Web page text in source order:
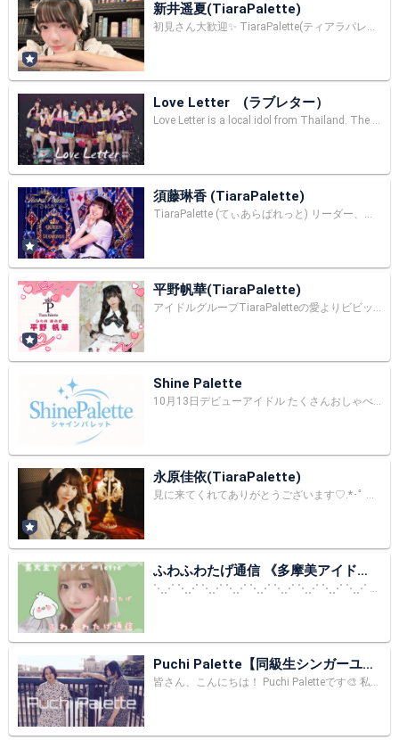
新井遥夏(TiaraPalette)
初見さん大歓迎✨️ TiaraPalette(ティアラパレット) 夢より甘いパープル担当、はるしゃんこと新井遥夏です！💜 X→ https://x.gd/fyFTv Instagram→ https://x.gd/c68zV お話しよう〜⋆⸜♡⸝‍⋆ コメント待ってます♡
Love Letter (ラブレター）
Love Letter is a local idol from Thailand. The concept is sending a message of love through our performance. Our performance is influenced by J-pop so our original songs are written in both Thai and Japanese. どこかで君に届けたい愛のメッセージ「ラブレター」です。 タイで活動しているローカルアイドルです。 毎日私たちのメッセージで皆さんに笑顔を届けたいです。
須藤琳香 (TiaraPalette)
TiaraPalette (てぃあらぱれっと) リーダー、奇跡より澄んだブルー担当、 りんかりん こと、すどうりんか です💮 アイドルと俳優してます💫 #琳の永久指針 👈🏻個人タグ🏷𓈒𓏸︎ #ティアパレ 👈🏻ｸﾞﾙｰﾌﾟ用🏷𓈒𓏸︎ 2025/04/13 にデビューした地下アイドルグループです😌 活動拠点：TOKYO 🇯🇵 担当カラー：青 誕生日：8/4 特技→クラシックバレエ／フラダンス／側転 趣味→お散歩／おやつ探し／ティータイム／テーマパーク／漫画・アニメ etc…… ◆ 過去の映像出演⇒ GENERATIONS高校TV｜ 10万分の1｜GENERATIONS24時間TV｜ 青野くんに触りたいから死にたい｜etc…… ◆ 過去の舞台出演作品⇒ 超絶対青春合唱コメディ SING!｜絶対青春合唱コメディSING！！！｜この世は全部、嘘で出来ている｜ ‪✂︎‬------------ｷﾘﾄﾘ線-----------‪✂︎ 〜 各SNSアカウント紹介 〜 ぜひフォローよろしくお願いします！🌈 ◆ Ｘ(@rinka_linca) すどうりんか【TiaraPalette】 ⇒ https://x.com/rinka_linca?s=21&t=T2t4BqsC4htOxiz50c3f3Q ◆ Instagram (@linca.u_u) 須藤 琳香/sudo rinka ⇒ https://www.instagram.com/linca.u_u?igsh=aWgzNjIzMnFjZzE5&utm_source=qr ◆ TikTok(@rinka_linca) りんかりん ⇒ https://www.tiktok.com/@rinka_linca?_r=1&_t=ZS-95B8rOG3CRo
平野帆華(TiaraPalette)
アイドルグループTiaraPaletteの愛よりビビッドなピンク担当🎀 CroireOffice預かり所属の新人声優🎤︎︎ お酒と珈琲と占いがすき‪𓈒 𓂂𓏸 早押しクイズがだーいすき💡 自由気ままに配信します🙂‍↕️
Shine Palette
10月13日デビューアイドル たくさんおしゃべり✨ ワンマンデビューライブチケットはこちらから🤍🩵🩷💜❤️ https://tiget.net/events/422519
永原佳依(TiaraPalette)
見に来てくれてありがとうございます♡.*･ﾟ TiaraPalette (ティアラパレット) 緑色担当、永原佳依（ながはら かえ）です！ Xはこちら👒 https://x.com/kae_nagahara?s=21 Instagram https://www.instagram.com/kae_nagahara ぜひフォローお願いします🫶🏻 今なら最古参…！！
ふわふわたげ通信 《多摩美アイド
ル・∞lette》
⋱⋰ ⋱⋰ ⋱⋰ ⋱⋰ ⋱⋰ ⋱⋰ ⋱⋰ ⋱⋰ ⋱⋰ ⋱⋰ ⋱⋰ ⋱⋰ ことりわたげです•ө• 多摩美大学でアイドルをやっています❣️ ✦∞lette✦（@8lette__）のミントグリーン担当🍀💚 活動は来年の2月いっぱいまで！🥲 #ふわふわたげ通信 #多摩美アイドル
Puchi Palette【同級生シンガーユニ
ット】
皆さん、こんにちは！ Puchi Paletteです🎨 私達は小学生の頃からの同級生シンガーユニットです！ 2023/8/1から毎日配信START！ こちらのルームでは基本的にメンバーの2人が交代で配信を行っています♪ どちらに会えるかはその日次第！ スケジュールが合えば2人揃ってやります🎨 ◆メンバー◆ 🪼RicoSea(シンガーソングライター) 青とエモの陰キャ。だいぶこだわり強め。 情緒不安定な歌をよく作っています。 好きな食べ物はカレー。水を常に飲んでいる。 🥤のぞみ。(ソロシンガー) 今日もぼちぼち！でお馴染み。わりと大雑把。 POPで可愛い曲がバッチリハマる◎ 好きな食べ物はポテト。コーラを与えると喜ぶ。 それぞれ個人でも音楽活動を行っています。 性格も歌い方もまるで正反対、 だけど相性ピッタリ！？ シンガーとしての歌唱力は勿論のこと、 2人にしか出せない独特の空気感が最大の魅力。 ◆経歴◆ 2018年11月にユニット結成し、2度のワンマンライブとクラウドファンディングを成功させる等積極的に活動していたが、2020年10月に1度解散した。 約2年の空白期間を経て2023年ついに再始動！ 新しくなったキャンバスに、カラフルな快進撃を撒き散らす！！！ 【 🎨お知らせ🎨 】 2023年4月にクラウドファンディングを実施。 目標金額を達成し、現在ミニアルバムを制作中♪ 完成をお楽しみに！ 2023年12月8日(金) 南堀江Knaveにて初フルバンドワンマンライブの開催が決定しています！ 是非遊びに来てください！！